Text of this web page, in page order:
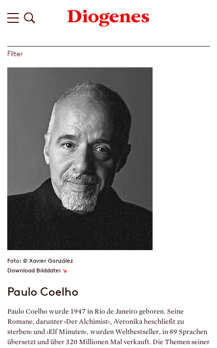
Filter
Foto: © Xavier González
Download Bilddatei ↘
Paulo Coelho
Paulo Coelho wurde 1947 in Rio de Janeiro geboren. Seine
Romane, darunter ›Der Alchimist‹, ›Veronika beschließt zu
sterben‹ und ›Elf Minuten‹, wurden Weltbestseller, in 89 Sprachen
übersetzt und über 320 Millionen Mal verkauft. Die Themen seiner